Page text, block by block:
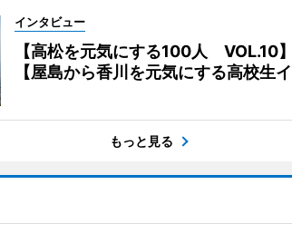
インタビュー
【高松を元気にする100人 VOL.10
【屋島から香川を元気にする高校生イ
もっと見る